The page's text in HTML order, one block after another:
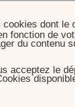
cookies dont le
fonction de
du
acceptez le